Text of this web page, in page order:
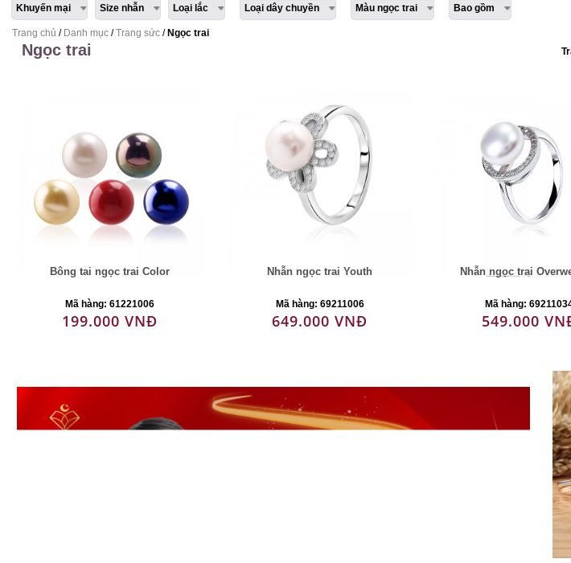
Khuyến mại Size nhẫn Loại lắc Loại dây chuyền Màu ngọc trai Bao gồm
Trang chủ / Danh mục /Trang sức / Ngọc trai
Ngọc trai
Bông tai ngọc trai Color
Mã hàng: 61221006
199.000 VNĐ
Nhẫn ngọc trai Youth
Mã hàng: 69211006
649.000 VNĐ
Nhẫn ngọc trai
Mã hàng:
549.000